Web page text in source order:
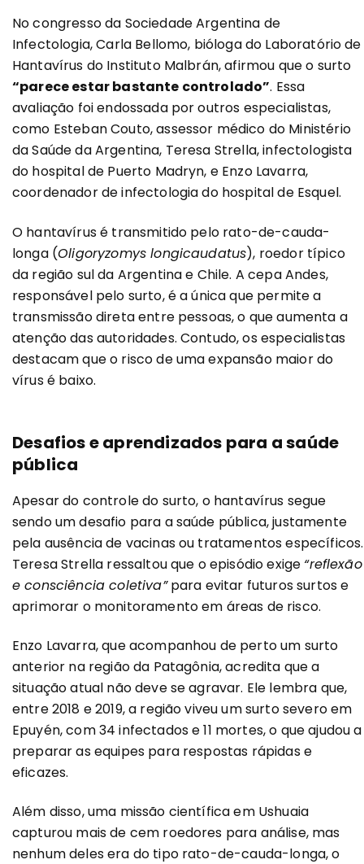
No congresso da Sociedade Argentina de
Infectologia, Carla Bellomo, bióloga do Laboratório de
Hantavírus do Instituto Malbrán, afirmou que o surto
“parece estar bastante controlado”. Essa
avaliação foi endossada por outros especialistas,
como Esteban Couto, assessor médico do Ministério
da Saúde da Argentina, Teresa Strella, infectologista
do hospital de Puerto Madryn, e Enzo Lavarra,
coordenador de infectologia do hospital de Esquel.
O hantavírus é transmitido pelo rato-de-cauda-
longa (Oligoryzomys longicaudatus), roedor típico
da região sul da Argentina e Chile. A cepa Andes,
responsável pelo surto, é a única que permite a
transmissão direta entre pessoas, o que aumenta a
atenção das autoridades. Contudo, os especialistas
destacam que o risco de uma expansão maior do
vírus é baixo.
Desafios e aprendizados para a saúde
pública
Apesar do controle do surto, o hantavírus segue
sendo um desafio para a saúde pública, justamente
pela ausência de vacinas ou tratamentos específicos.
Teresa Strella ressaltou que o episódio exige “reflexão
e consciência coletiva”para evitar futuros surtos e
aprimorar o monitoramento em áreas de risco.
Enzo Lavarra, que acompanhou de perto um surto
anterior na região da Patagônia, acredita que a
situação atual não deve se agravar. Ele lembra que,
entre 2018 e 2019, a região viveu um surto severo em
Epuyén, com 34 infectados e 11 mortes, o que ajudou a
preparar as equipes para respostas rápidas e
eficazes.
Além disso, uma missão científica em Ushuaia
capturou mais de cem roedores para análise, mas
nenhum deles era do tipo rato-de-cauda-longa, o